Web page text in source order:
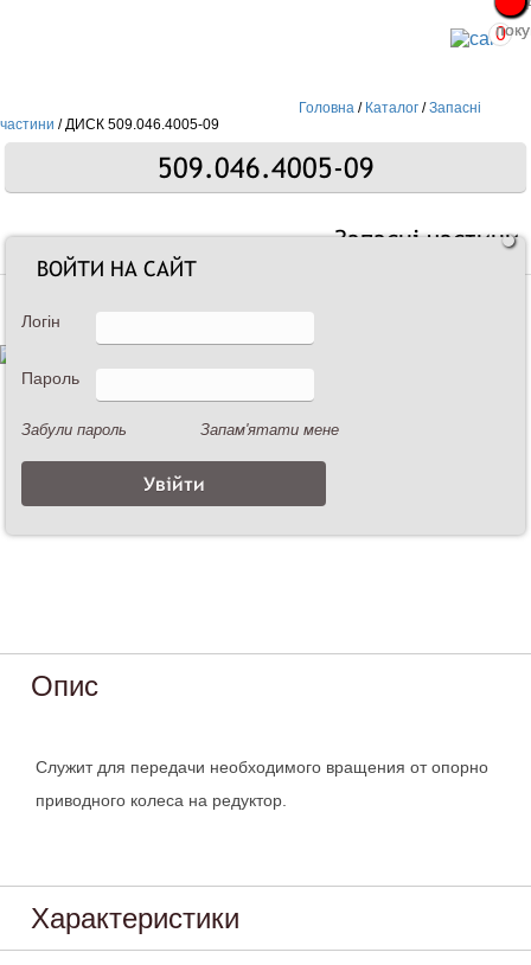
0
Головна / Каталог /Запасні
частини /ДИСК 509.046.4005-09
509.046.4005-09
Запасні частини
Опис
Служит для передачи необходимого вращения от опорно
приводного колеса на редуктор.
Характеристики
ВОЙТИ НА САЙТ
Логін
Пароль
Забули пароль Запам'ятати мене